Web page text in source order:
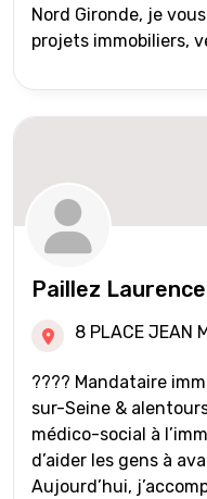
Nord Gironde, je
projets immobiliers,
Paillez Laurence
8 PLACE JEAN
???? Mandataire
sur-Seine & alentours ???? De
médico-social à
d’aider les gens à
Aujourd’hui,